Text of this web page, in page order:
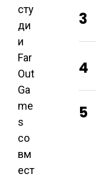
сту
ди
и
Far
Out
Ga
me
s
со
вм
ест